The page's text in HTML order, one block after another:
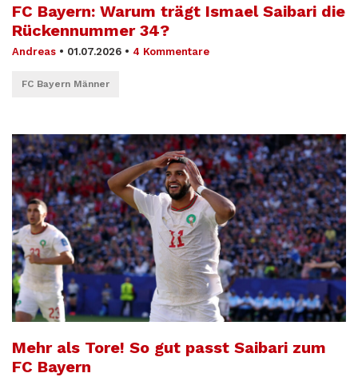
FC Bayern: Warum trägt Ismael Saibari die
Rückennummer 34?
Andreas • 01.07.2026 • 4 Kommentare
FC Bayern Männer
Mehr als Tore! So gut passt Saibari zum
FC Bayern